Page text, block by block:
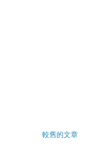
較舊的文章